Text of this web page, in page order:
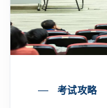
考试攻略